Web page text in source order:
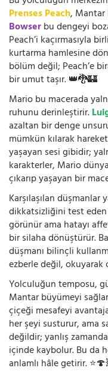
Prenses Peach, Mantar
Bowserbu dengeyi
Peach’i kaçırmasıyla
kurtarma hamlesine
bölüm değil; Peach’e
bir umut taşır. 👑🐉🏰
Mario bu macerada
ruhunu derinleştirir.
azaltan bir denge
mümkün kılarak
yaşayan sesi gibidir;
karakterler, Mario
çıkarıp yaşayan bir
Karşılaşılan
dikkatsizliğini test eden
görünür ama hatayı
bir silaha dönüştürür.
düşmanı bilinçli
ezberle değil, okuyarak
Yolculuğun temposu,
Mantar büyümeyi
çiçeği mesafeyi
her şeyi susturur, ama
değildir; yanlış
içinde kaybolur. Bu da
anlamlı hâle getirir.